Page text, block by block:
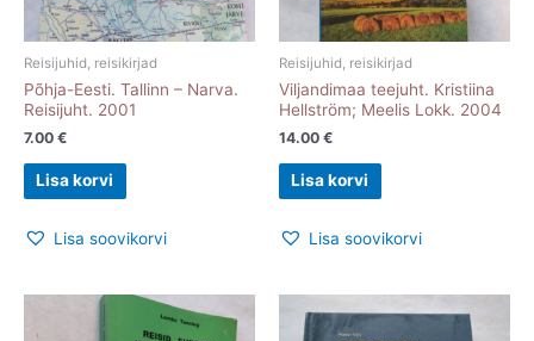
Reisijuhid, reisikirjad
Põhja-Eesti. Tallinn – Narva.
Reisijuht. 2001
7.00 €
Lisa korvi
Lisa soovikorvi
Reisijuhid, reisikirjad
Viljandimaa teejuht. Kristiina
Hellström; Meelis Lokk. 2004
14.00 €
Lisa korvi
Lisa soovikorvi